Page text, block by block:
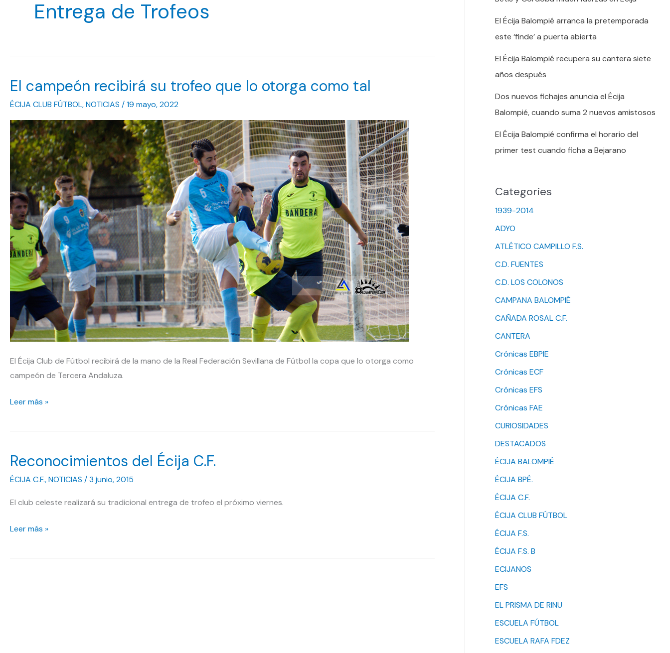
Entrega de Trofeos
El campeón recibirá su trofeo que lo otorga como tal
ÉCIJA CLUB FÚTBOL,NOTICIAS /19 mayo, 2022
El Écija Club de Fútbol recibirá de la mano de la Real Federación Sevillana de Fútbol la copa que lo otorga como
campeón de Tercera Andaluza.
El
recibirá
trofeo
que
otorga
tal
Leer más »
Reconocimientos del Écija C.F.
ÉCIJA C.F.,NOTICIAS /3 junio, 2015
El club celeste realizará su tradicional entrega de trofeo el próximo viernes.
Reconocimientos
Écija
Leer más »
El Écija Balompié arranca la pretemporada
este ‘finde’ a puerta abierta
El Écija Balompié recupera su cantera siete
años después
Dos nuevos fichajes anuncia el Écija
Balompié, cuando suma 2 nuevos amistosos
El Écija Balompié confirma el horario del
primer test cuando ficha a Bejarano
Categories
1939-2014
ADYO
ATLÉTICO CAMPILLO F.S.
C.D. FUENTES
C.D. LOS COLONOS
CAMPANA BALOMPIÉ
CAÑADA ROSAL C.F.
CANTERA
Crónicas EBPIE
Crónicas ECF
Crónicas EFS
Crónicas FAE
CURIOSIDADES
DESTACADOS
ÉCIJA BALOMPIÉ
ÉCIJA BPÉ.
ÉCIJA C.F.
ÉCIJA CLUB FÚTBOL
ÉCIJA F.S.
ÉCIJA F.S. B
ECIJANOS
EFS
EL PRISMA DE RINU
ESCUELA FÚTBOL
ESCUELA RAFA FDEZ